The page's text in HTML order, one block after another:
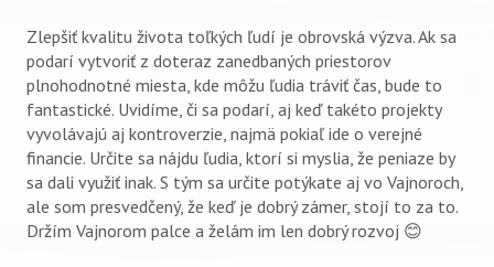
Zlepšiť kvalitu života toľkých ľudí je obrovská výzva. Ak sa
podarí vytvoriť z doteraz zanedbaných priestorov
plnohodnotné miesta, kde môžu ľudia tráviť čas, bude to
fantastické. Uvidíme, či sa podarí, aj keď takéto projekty
vyvolávajú aj kontroverzie, najmä pokiaľ ide o verejné
financie. Určite sa nájdu ľudia, ktorí si myslia, že peniaze by
sa dali využiť inak. S tým sa určite potýkate aj vo Vajnoroch,
ale som presvedčený, že keď je dobrý zámer, stojí to za to.
Držím Vajnorom palce a želám im len dobrý rozvoj 😊